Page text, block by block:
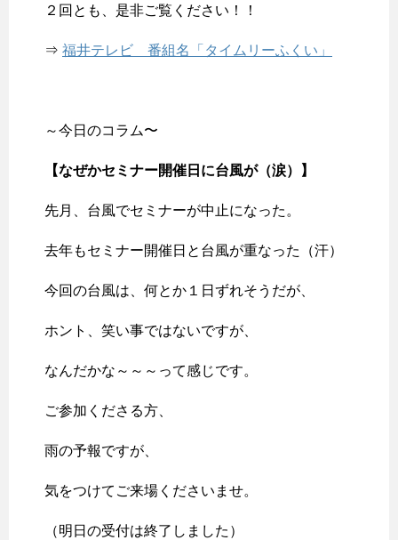
２回とも、是非ご覧ください！！
⇒ 福井テレビ 番組名「タイムリーふくい」
～今日のコラム〜
【なぜかセミナー開催日に台風が（涙）】
先月、台風でセミナーが中止になった。
去年もセミナー開催日と台風が重なった（汗）
今回の台風は、何とか１日ずれそうだが、
ホント、笑い事ではないですが、
なんだかな～～～って感じです。
ご参加くださる方、
雨の予報ですが、
気をつけてご来場くださいませ。
（明日の受付は終了しました）